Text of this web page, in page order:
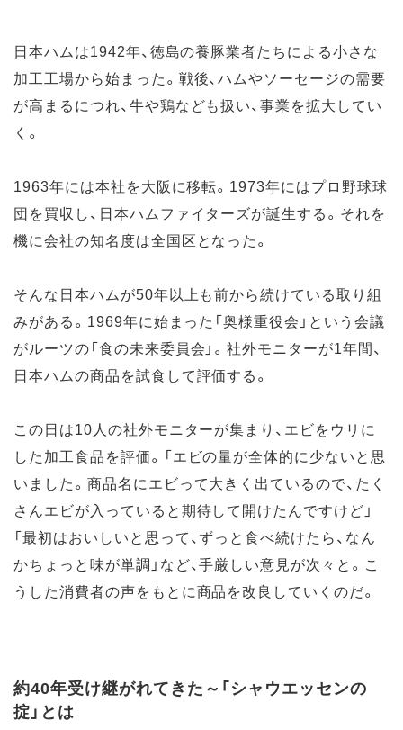
日本ハムは1942年、徳島の養豚業者たちによる小さな
加工工場から始まった。戦後、ハムやソーセージの需要
が高まるにつれ、牛や鶏なども扱い、事業を拡大してい
く。
1963年には本社を大阪に移転。1973年にはプロ野球球
団を買収し、日本ハムファイターズが誕生する。それを
機に会社の知名度は全国区となった。
そんな日本ハムが50年以上も前から続けている取り組
みがある。1969年に始まった「奥様重役会」という会議
がルーツの「食の未来委員会」。社外モニターが1年間、
日本ハムの商品を試食して評価する。
この日は10人の社外モニターが集まり、エビをウリに
した加工食品を評価。「エビの量が全体的に少ないと思
いました。商品名にエビって大きく出ているので、たく
さんエビが入っていると期待して開けたんですけど」
「最初はおいしいと思って、ずっと食べ続けたら、なん
かちょっと味が単調」など、手厳しい意見が次々と。こ
うした消費者の声をもとに商品を改良していくのだ。
約40年受け継がれてきた～「シャウエッセンの
掟」とは